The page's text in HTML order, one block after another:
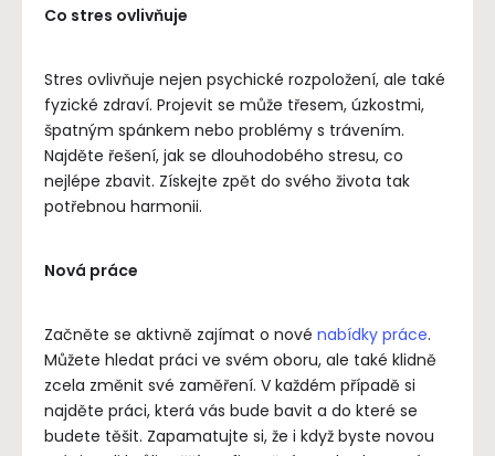
Co stres ovlivňuje
Stres ovlivňuje nejen psychické rozpoložení, ale také
fyzické zdraví. Projevit se může třesem, úzkostmi,
špatným spánkem nebo problémy s trávením.
Najděte řešení, jak se dlouhodobého stresu, co
nejlépe zbavit. Získejte zpět do svého života tak
potřebnou harmonii.
Nová práce
Začněte se aktivně zajímat o nové nabídky práce.
Můžete hledat práci ve svém oboru, ale také klidně
zcela změnit své zaměření. V každém případě si
najděte práci, která vás bude bavit a do které se
budete těšit. Zapamatujte si, že i když byste novou